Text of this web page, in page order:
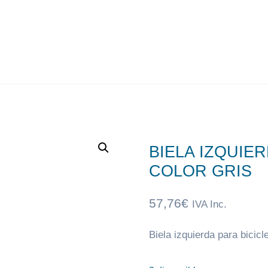
BIELA
COLOR GRIS
57,76€ IVA Inc.
Biela izquierda para